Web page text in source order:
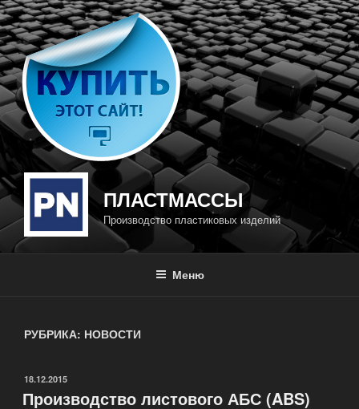
Перейти
к
содержимому
ПЛАСТМАССЫ
Производство пластиковых изделий
Меню
РУБРИКА: НОВОСТИ
ОПУБЛИКОВАНО
18.12.2015
Производство листового АБС (ABS)